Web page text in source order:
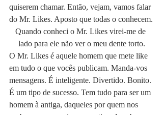
quiserem chamar. Então, vejam, vamos falar
do Mr. Likes. Aposto que todas o conhecem.
Quando conheci o Mr. Likes virei-me de
lado para ele não ver o meu dente torto.
O Mr. Likes é aquele homem que mete like
em tudo o que vocês publicam. Manda-vos
mensagens. É inteligente. Divertido. Bonito.
É um tipo de sucesso. Tem tudo para ser um
homem à antiga, daqueles por quem nos